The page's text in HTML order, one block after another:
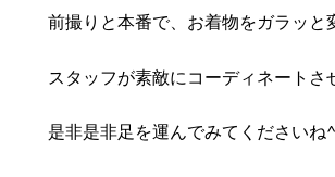
前撮りと本番で、お着物をガラッ
スタッフが素敵にコーディネートさ
是非是非足を運んでみてください